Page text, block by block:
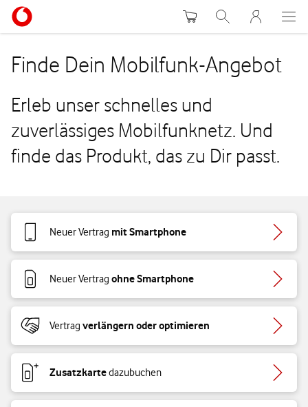
WarenkorbSuche MeinVodafone
Finde Dein Mobilfunk-Angebot
Erleb unser schnelles und
zuverlässiges Mobilfunknetz. Und
finde das Produkt, das zu Dir passt.
Neuer Vertrag mit Smartphone
Neuer Vertrag ohne Smartphone
Vertrag verlängern oder optimieren
Zusatzkartedazubuchen